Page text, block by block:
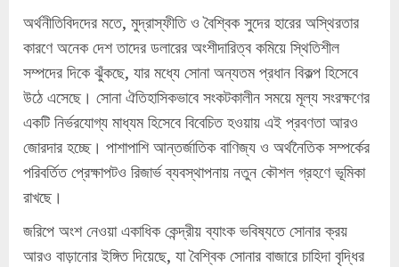
অর্থনীতিবিদদের মতে, মুদ্রাস্ফীতি ও বৈশ্বিক সুদের হারের অস্থিরতার
কারণে অনেক দেশ তাদের ডলারের অংশীদারিত্ব কমিয়ে স্থিতিশীল
সম্পদের দিকে ঝুঁকছে, যার মধ্যে সোনা অন্যতম প্রধান বিকল্প হিসেবে
উঠে এসেছে। সোনা ঐতিহাসিকভাবে সংকটকালীন সময়ে মূল্য সংরক্ষণের
একটি নির্ভরযোগ্য মাধ্যম হিসেবে বিবেচিত হওয়ায় এই প্রবণতা আরও
জোরদার হচ্ছে। পাশাপাশি আন্তর্জাতিক বাণিজ্য ও অর্থনৈতিক সম্পর্কের
পরিবর্তিত প্রেক্ষাপটও রিজার্ভ ব্যবস্থাপনায় নতুন কৌশল গ্রহণে ভূমিকা
রাখছে।
জরিপে অংশ নেওয়া একাধিক কেন্দ্রীয় ব্যাংক ভবিষ্যতে সোনার ক্রয়
আরও বাড়ানোর ইঙ্গিত দিয়েছে, যা বৈশ্বিক সোনার বাজারে চাহিদা বৃদ্ধির